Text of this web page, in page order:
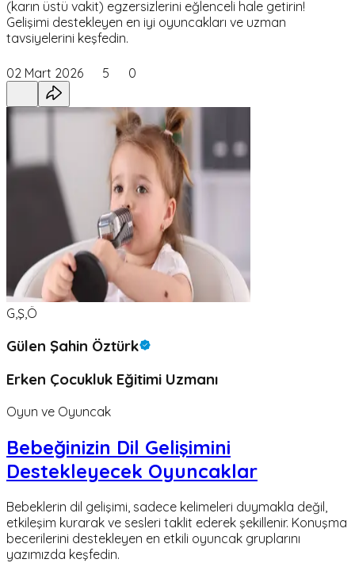
(karın üstü vakit) egzersizlerini eğlenceli hale getirin!
Gelişimi destekleyen en iyi oyuncakları ve uzman
tavsiyelerini keşfedin.
02 Mart 2026 5 0
G,Ş,Ö
Gülen Şahin Öztürk
Erken Çocukluk Eğitimi Uzmanı
Oyun ve Oyuncak
Bebeğinizin Dil Gelişimini
Destekleyecek Oyuncaklar
Bebeklerin dil gelişimi, sadece kelimeleri duymakla değil,
etkileşim kurarak ve sesleri taklit ederek şekillenir. Konuşma
becerilerini destekleyen en etkili oyuncak gruplarını
yazımızda keşfedin.